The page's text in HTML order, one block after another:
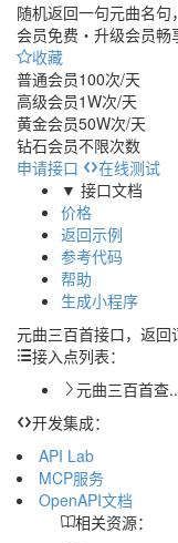
随机返回一句元曲名句
会员免费・ 升级会员畅
收藏
普通会员100次/天
高级会员1W次/天
黄金会员50W次/天
钻石会员不限次数
申请接口
在线测试
▼ 接口文档
价格
返回示例
参考代码
帮助
生成小程序
元曲三百首接口，返回
接入点列表：
元曲三百首查
开发集成：
API Lab
MCP服务
OpenAPI文档
相关资源：